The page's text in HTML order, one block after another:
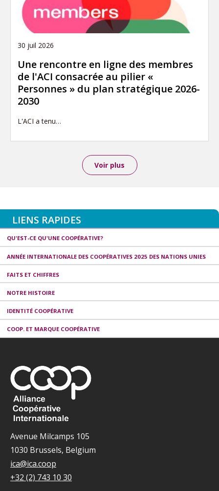
30 juil 2026
Une rencontre en ligne des membres
de l'ACI consacrée au pilier «
Personnes » du plan stratégique 2026-
2030
L'ACI a tenu…
Voir plus
LIENS RAPIDES
QU'EST-CE QU'UNE COOPÉRATIVE?
ANNÉE INTERNATIONALE DES COOPÉRATIVES 2025 DES NATIONS UNIES
FAITS ET CHIFFRES
NOTRE HISTOIRE
IDENTITÉ COOPÉRATIVE
COOP. ET MARQUE COOPÉRATIVE
Avenue Milcamps 105
1030 Brussels, Belgium
ica@ica.coop
+32 (2) 743 10 30